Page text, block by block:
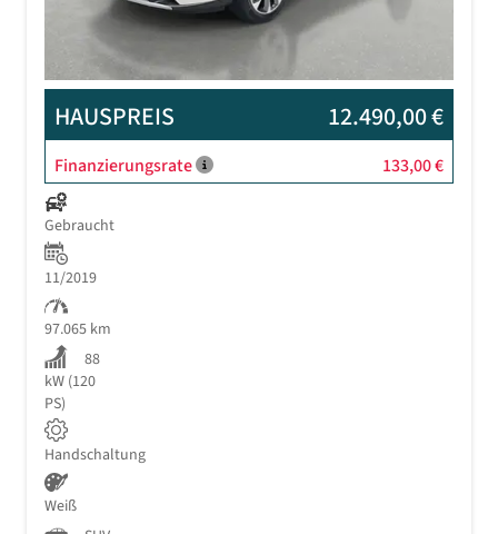
HAUSPREIS 12.490,00 €
Finanzierungsrate 133,00 €
Gebraucht
11/2019
97.065 km
88
kW (120
PS)
Handschaltung
Weiß